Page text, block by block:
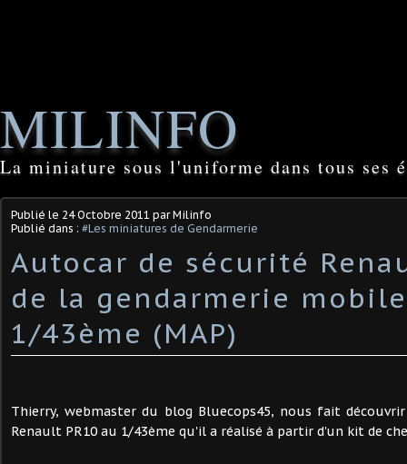
MILINFO
La miniature sous l'uniforme dans tous ses
Publié le 24 Octobre 2011 par Milinfo
Publié dans : #Les miniatures de Gendarmerie
Autocar de sécurité
de la gendarmerie
1/43ème (MAP)
Thierry, webmaster du blog Bluecops45, nous fait
Renault PR10 au 1/43ème qu'il a réalisé à partir d'un kit de